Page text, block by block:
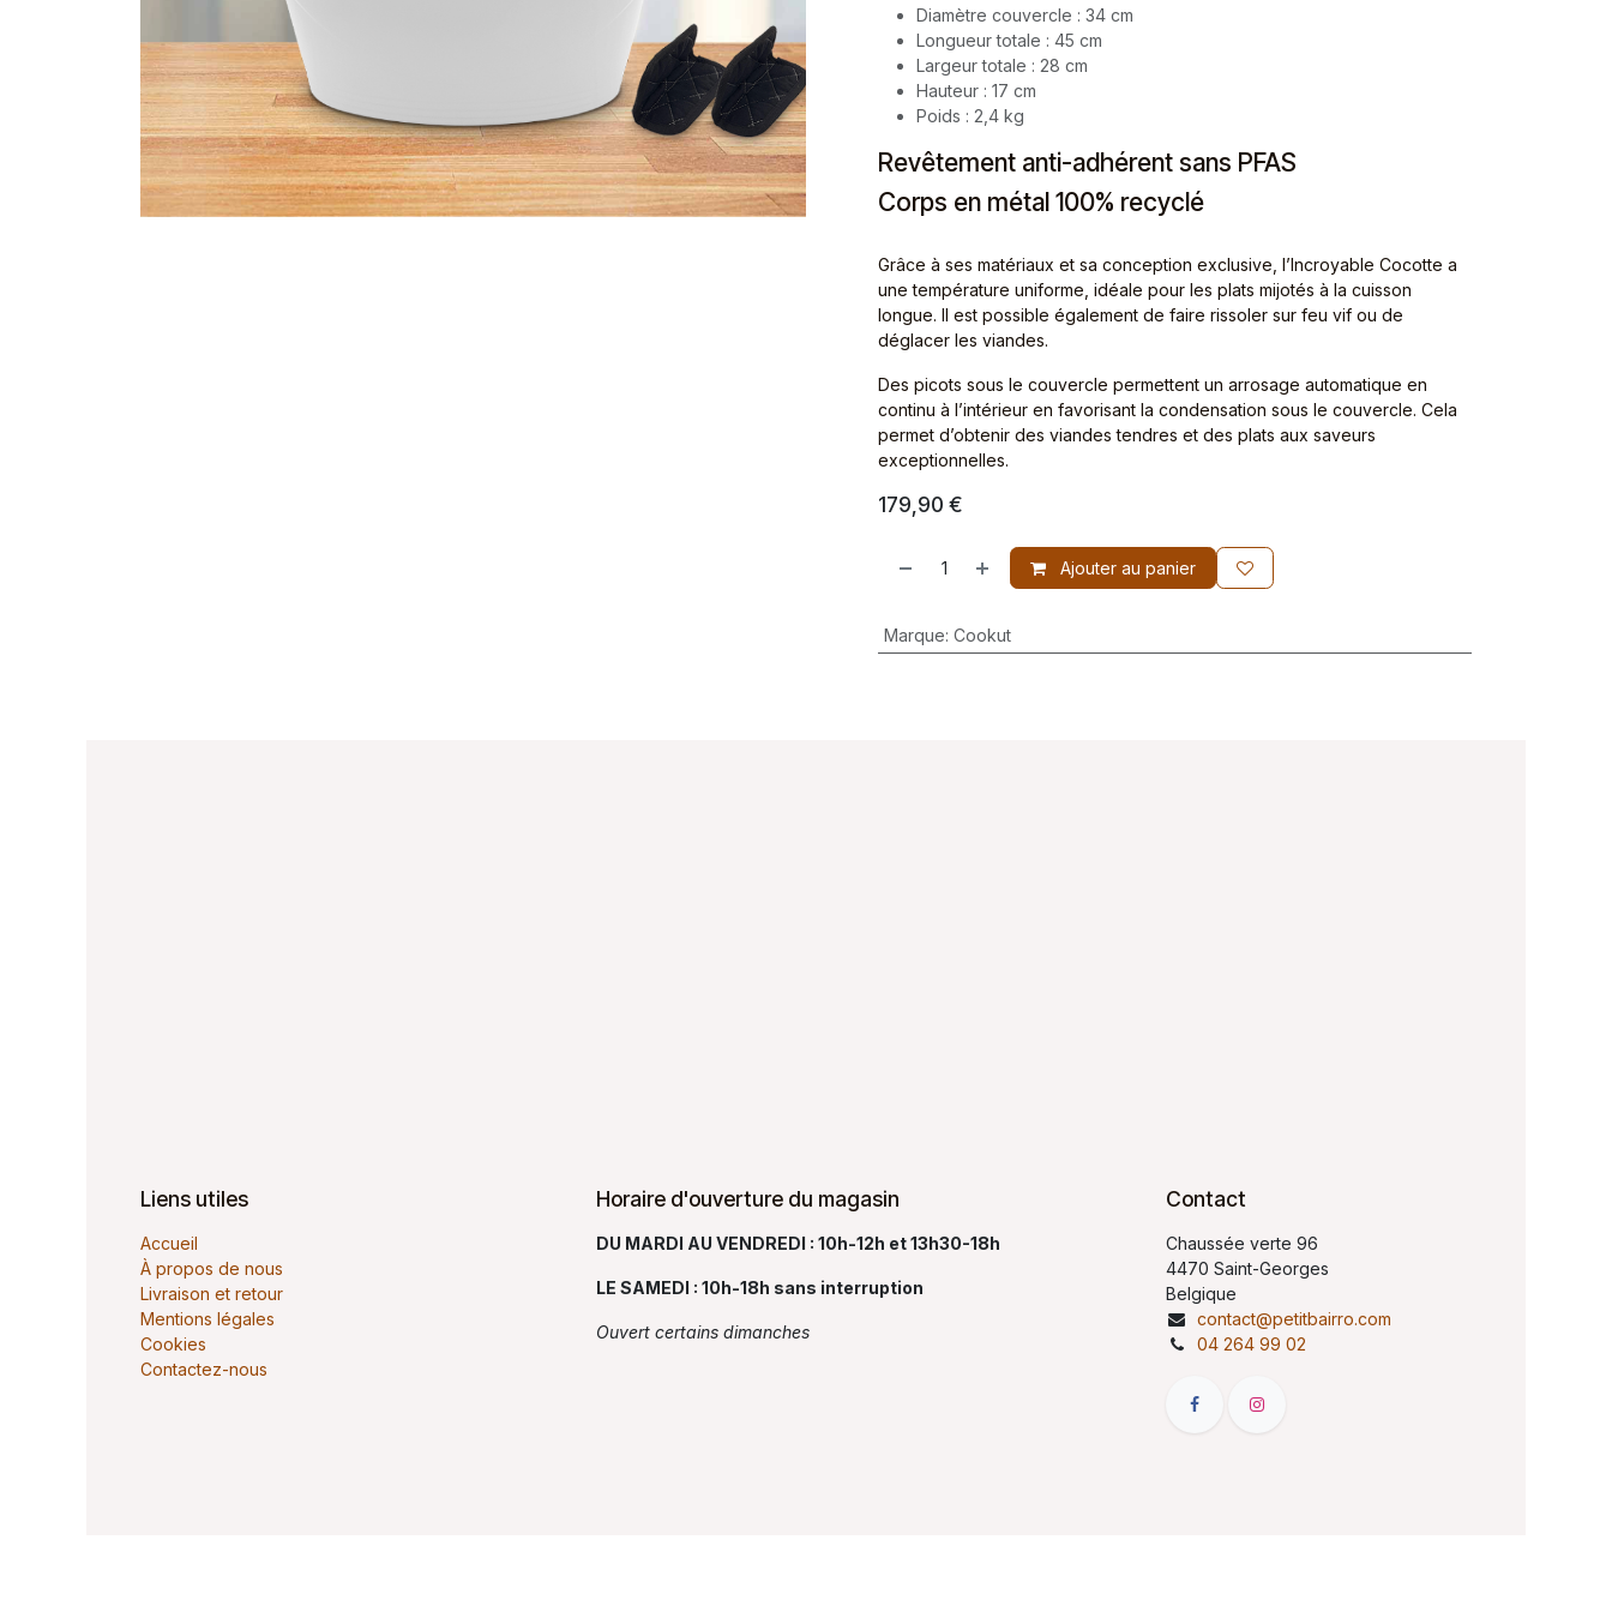
Diamètre couvercle : 34 cm
Longueur totale : 45 cm
Largeur totale : 28 cm
Hauteur : 17 cm
Poids : 2,4 kg
Revêtement anti-adhérent sans PFAS
Corps en métal 100% recyclé
Grâce à ses matériaux et sa conception exclusive, l’Incroyable Cocotte a
une température uniforme, idéale pour les plats mijotés à la cuisson
longue. Il est possible également de faire rissoler sur feu vif ou de
déglacer les viandes.
Des picots sous le couvercle permettent un arrosage automatique en
continu à l’intérieur en favorisant la condensation sous le couvercle. Cela
permet d’obtenir des viandes tendres et des plats aux saveurs
exceptionnelles.
179,90 €
Ajouter au panier
Marque: Cookut
Liens utiles
Accueil
À propos de nous
Livraison et retour
Mentions légales
Cookies
Contactez-nous
Horaire d'ouverture du magasin
DU MARDI AU VENDREDI : 10h-12h et 13h30-18h
LE SAMEDI : 10h-18h sans interruption
Ouvert certains dimanches
Contact
Chaussée verte 96
4470 Saint-Georges
Belgique
contact@petitbairro.com
04 264 99 02